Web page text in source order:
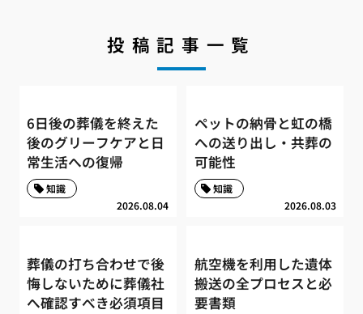
投稿記事一覧
6日後の葬儀を終えた
後のグリーフケアと日
常生活への復帰
2026.08.04
知識
ペットの納骨と虹の橋
への送り出し・共葬の
可能性
2026.08.03
知識
葬儀の打ち合わせで後
悔しないために葬儀社
へ確認すべき必須項目
航空機を利用した遺体
搬送の全プロセスと必
要書類